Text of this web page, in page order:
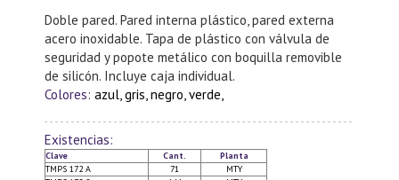
Doble pared. Pared interna plástico, pared externa
acero inoxidable. Tapa de plástico con válvula de
seguridad y popote metálico con boquilla removible
de silicón. Incluye caja individual.
Colores: azul, gris, negro, verde,
Existencias:
Clave Cant.
Planta
TMPS 172 A
71
MTY